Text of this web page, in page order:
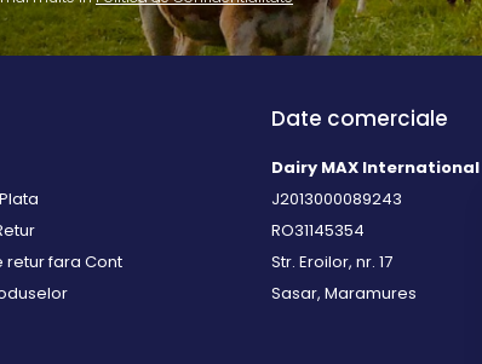
retur fara Cont
Date comerciale
Dairy MAX International
J2013000089243
RO31145354
Str. Eroilor, nr. 17
Sasar, Maramures